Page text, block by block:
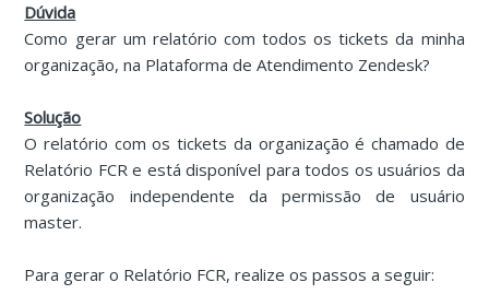
Dúvida
Como gerar um relatório com todos os tickets da minha
organização, na Plataforma de Atendimento Zendesk?
Solução
O relatório com os tickets da organização é chamado de
Relatório FCR e está disponível para todos os usuários da
organização independente da permissão de usuário
master.
Para gerar o Relatório FCR, realize os passos a seguir: